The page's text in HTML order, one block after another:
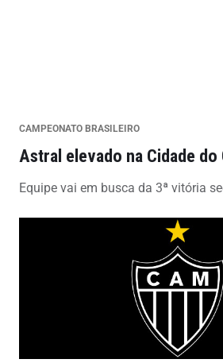
CAMPEONATO BRASILEIRO
Astral elevado na Cidade do
Equipe vai em busca da 3ª vitória